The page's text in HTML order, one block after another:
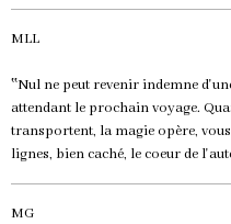
MLL
‟Nul ne peut revenir indemne
attendant le prochain voyage.
transportent, la magie opère,
lignes, bien caché, le coeur de
MG